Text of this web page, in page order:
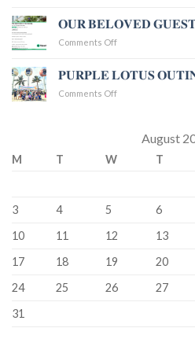
KHAI
🌸
RA
MẮT
BỘ
TẬP
𝐎𝐔𝐑 𝐁𝐄𝐋𝐎𝐕𝐄𝐃
Comments Offon
𝐆𝐔𝐄𝐒𝐓𝐒
𝐏𝐔𝐑𝐏𝐋𝐄 𝐋𝐎𝐓𝐔𝐒
Comments Offon
𝐎𝐔𝐓𝐈𝐍𝐆August
M T W T
3
4 5 6
10
11 12 13
17
18 19 20
24
25 26 27
31